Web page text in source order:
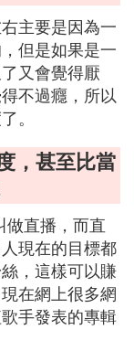
主要是因為一
但是如果是一
又會覺得厭
不過癮，所以
。
，甚至比當
做直播，而直
現在的目標都
，這樣可以賺
在網上很多網
手發表的專輯